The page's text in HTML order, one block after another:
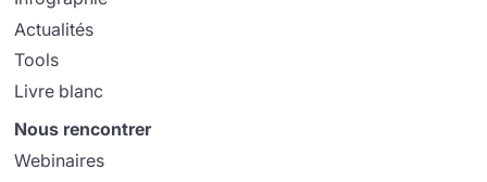
Actualités
Tools
Livre blanc
Nous rencontrer
Webinaires